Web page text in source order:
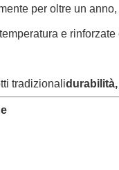
per oltre un
e
tradizionali